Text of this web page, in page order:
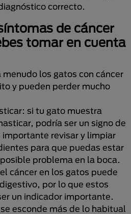
correcto.
de cáncer
tomar en cuenta
los gatos con cáncer
y pueden perder mucho
si tu gato muestra
podría ser un signo de
importante revisar y limpiar
para que puedas estar
problema en la boca.
cáncer en los gatos puede
por lo que estos
un indicador importante.
esconde más de lo habitual